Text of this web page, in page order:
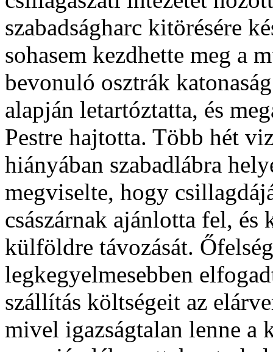
szabadságharc kitörésére
sohasem kezdhette meg a
bevonuló osztrák
alapján letartóztatta, és
Pestre hajtotta. Több hét
hiányában szabadlábra
megviselte, hogy
császárnak ajánlotta fel, és
külföldre távozását.
legkegyelmesebben
szállítás költségeit az
mivel igazságtalan lenne a